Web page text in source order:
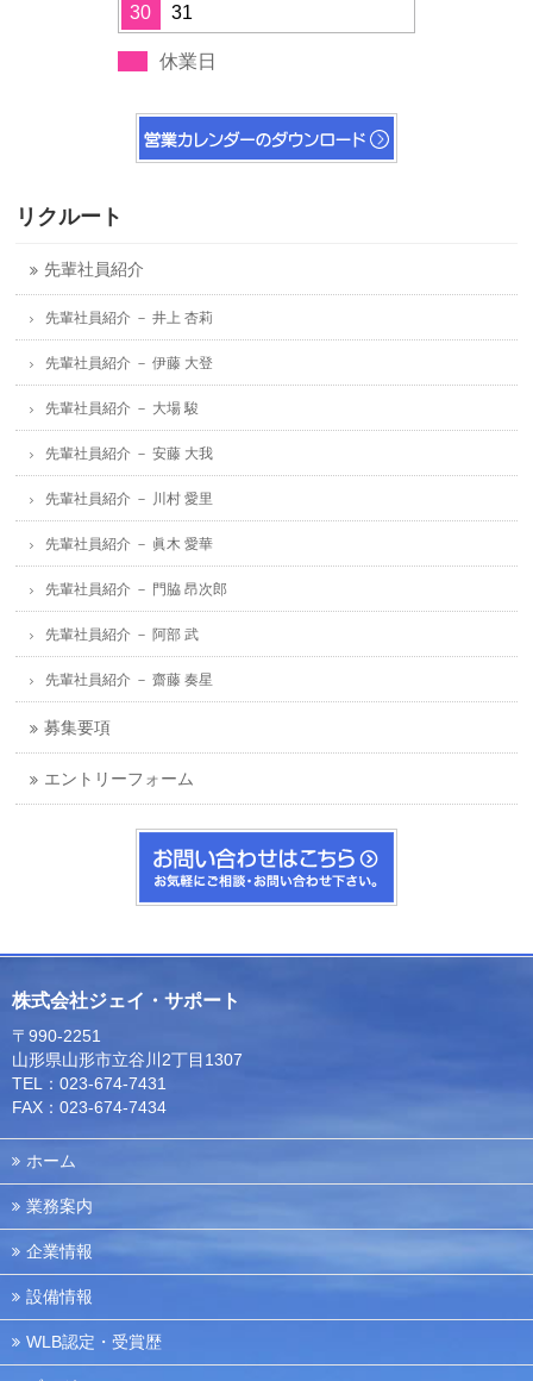
30
31
休業日
リクルート
先輩社員紹介
先輩社員紹介 － 井上 杏莉
先輩社員紹介 － 伊藤 大登
先輩社員紹介 － 大場 駿
先輩社員紹介 － 安藤 大我
先輩社員紹介 － 川村 愛里
先輩社員紹介 － 眞木 愛華
先輩社員紹介 － 門脇 昂次郎
先輩社員紹介 － 阿部 武
先輩社員紹介 － 齋藤 奏星
募集要項
エントリーフォーム
株式会社ジェイ・サポート
〒990-2251
山形県山形市立谷川2丁目1307
TEL：023-674-7431
FAX：023-674-7434
ホーム
業務案内
企業情報
設備情報
WLB認定・受賞歴